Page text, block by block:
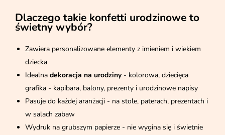
Dlaczego takie konfetti urodzinowe to
świetny wybór?
Zawiera personalizowane elementy z imieniem i wiekiem
dziecka
Idealna dekoracja na urodziny - kolorowa, dziecięca
grafika - kapibara, balony, prezenty i urodzinowe napisy
Pasuje do każdej aranżacji - na stole, paterach, prezentach i
w salach zabaw
Wydruk na grubszym papierze - nie wygina się i świetnie